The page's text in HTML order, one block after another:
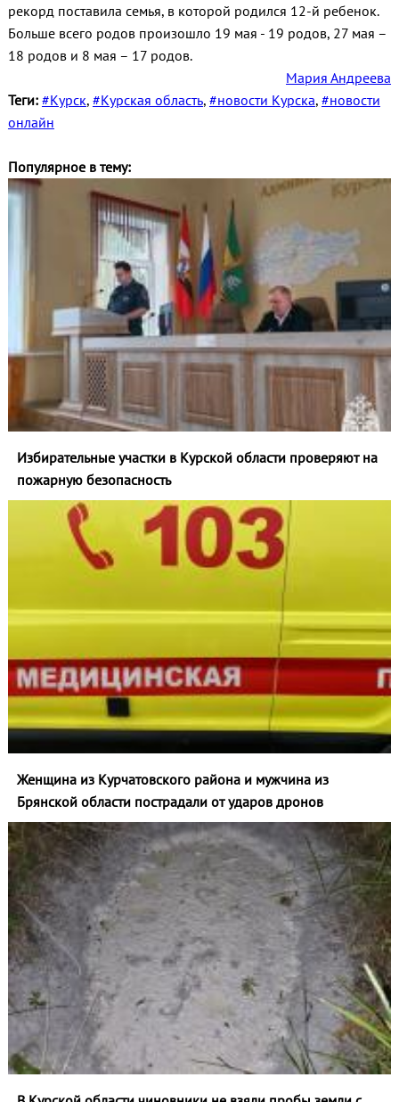
рекорд поставила семья, в которой родился 12-й ребенок.
Больше всего родов произошло 19 мая - 19 родов, 27 мая –
18 родов и 8 мая – 17 родов.
Мария Андреева
Теги: #Курск, #Курская область, #новости Курска, #новости
онлайн
Популярное в тему:
Избирательные участки в Курской области проверяют на
пожарную безопасность
Женщина из Курчатовского района и мужчина из
Брянской области пострадали от ударов дронов